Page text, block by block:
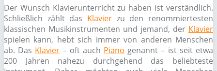
Der Wunsch Klavierunterricht zu haben ist verständlich.
Schließlich zählt das Klavier zu den renommiertesten
klassischen Musikinstrumenten und jemand, der Klavier
spielen kann, hebt sich immer von anderen Menschen
ab. Das Klavier – oft auch Piano genannt – ist seit etwa
200 Jahren nahezu durchgehend das beliebteste